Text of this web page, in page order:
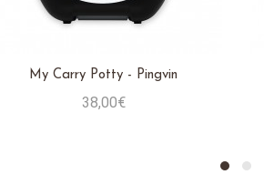
My Carry Potty - Pingvin
38,00€